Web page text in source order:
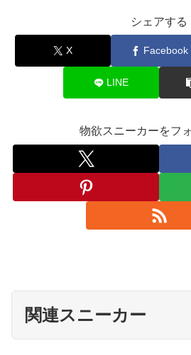
シェアする
X Facebook
LINE
物欲スニーカーをフ
関連スニーカー